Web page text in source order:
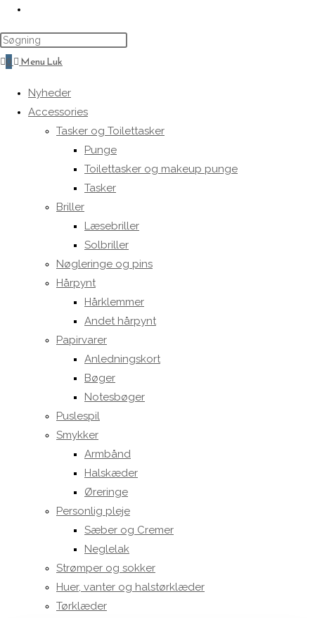
website
search
0 MenuLuk
Nyheder
Accessories
Tasker og Toilettasker
Punge
Toilettasker og makeup punge
Tasker
Briller
Læsebriller
Solbriller
Nøgleringe og pins
Hårpynt
Hårklemmer
Andet hårpynt
Papirvarer
Anledningskort
Bøger
Notesbøger
Puslespil
Smykker
Armbånd
Halskæder
Øreringe
Personlig pleje
Sæber og Cremer
Neglelak
Strømper og sokker
Huer, vanter og halstørklæder
Tørklæder